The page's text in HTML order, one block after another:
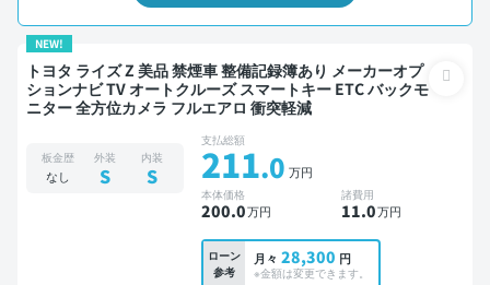
NEW!
トヨタ ライズ Z 美品 禁煙車 整備記録簿あり メーカーオプ
ションナビ TV オートクルーズ スマートキー ETC バックモ
ニター 全方位カメラ フルエアロ 衝突軽減
板金歴
なし
外装
S
内装
S
支払総額
211.0 万円
本体価格
200.0万円
諸費用
11.0万円
ローン
参考
月々 28,300 円
※金額は変更できます。